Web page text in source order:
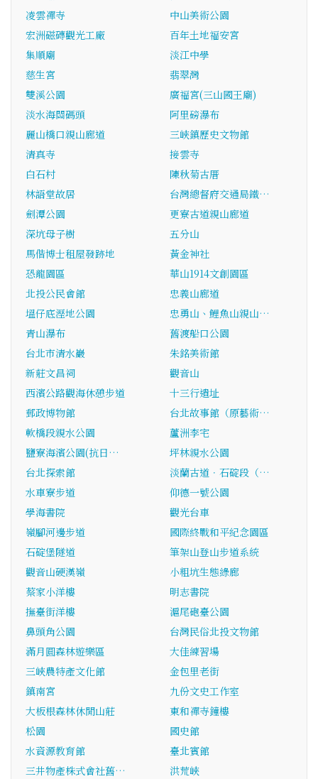
凌雲禪寺
中山美術公園
宏洲磁磚觀光工廠
百年土地福安宮
集順廟
淡江中學
慈生宮
翡翠灣
雙溪公園
廣福宮(三山國王廟)
淡水海關碼頭
阿里磅瀑布
麗山橋口親山廊道
三峽鎮歷史文物館
清真寺
接雲寺
白石村
陳秋菊古厝
林語堂故居
台灣總督府交通局鐵…
劍潭公園
更寮古道親山廊道
深坑母子樹
五分山
馬偕博士租屋發跡地
黃金神社
恐龍園區
華山1914文創園區
北投公民會館
忠義山廊道
塭仔底溼地公園
忠勇山、鯉魚山親山…
青山瀑布
舊渡船口公園
台北市清水巖
朱銘美術館
新莊文昌祠
觀音山
西濱公路觀海休憩步道
十三行遺址
郵政博物館
台北故事館（原藝術…
軟橋段親水公園
蘆洲李宅
鹽寮海濱公園(抗日…
坪林親水公園
台北探索館
淡蘭古道．石碇段（…
水車寮步道
仰德一號公園
學海書院
觀光台車
嶺腳河邊步道
國際終戰和平紀念園區
石碇堡隧道
筆架山登山步道系統
觀音山硬漢嶺
小粗坑生態綠廊
蔡家小洋樓
明志書院
撫臺街洋樓
滬尾砲臺公園
鼻頭角公園
台灣民俗北投文物館
滿月圓森林遊樂區
大佳練習場
三峽農特產文化館
金包里老街
鎮南宮
九份文史工作室
大板根森林休閒山莊
東和禪寺鐘樓
松園
國史館
水資源教育館
臺北賓館
三井物產株式會社舊…
洪荒峽